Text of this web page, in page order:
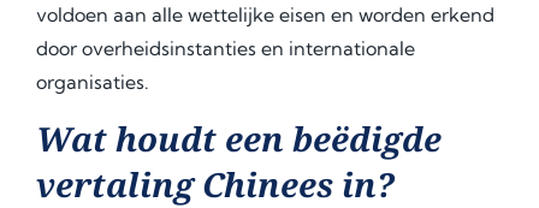
voldoen aan alle wettelijke eisen en worden erkend
door overheidsinstanties en internationale
organisaties.
Wat houdt een beëdigde
vertaling Chinees in?